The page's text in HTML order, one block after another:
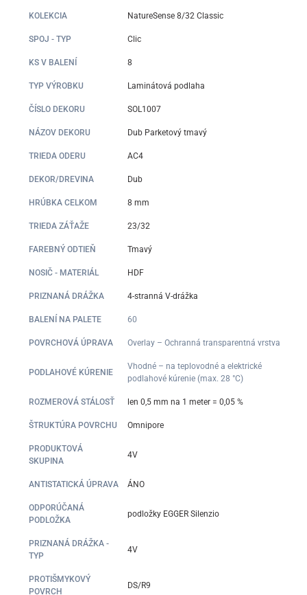
KOLEKCIA NatureSense 8/32 Classic
SPOJ - TYP Clic
KS V BALENÍ 8
TYP VÝROBKU Laminátová podlaha
ČÍSLO DEKORU SOL1007
NÁZOV DEKORU Dub Parketový tmavý
TRIEDA ODERU AC4
DEKOR/DREVINA Dub
HRÚBKA CELKOM 8 mm
TRIEDA ZÁŤAŽE 23/32
FAREBNÝ ODTIEŇ Tmavý
NOSIČ - MATERIÁL HDF
PRIZNANÁ DRÁŽKA 4-stranná V-drážka
BALENÍ NA PALETE 60
POVRCHOVÁ ÚPRAVA Overlay – Ochranná transparentná vrstva
PODLAHOVÉ KÚRENIE
Vhodné – na teplovodné a elektrické
podlahové kúrenie (max. 28 °C)
ROZMEROVÁ STÁLOSŤ len 0,5 mm na 1 meter = 0,05 %
ŠTRUKTÚRA POVRCHU Omnipore
PRODUKTOVÁ
SKUPINA
4V
ANTISTATICKÁ ÚPRAVA ÁNO
ODPORÚČANÁ
PODLOŽKA
podložky EGGER Silenzio
PRIZNANÁ DRÁŽKA -
TYP
4V
PROTIŠMYKOVÝ
POVRCH
DS/R9